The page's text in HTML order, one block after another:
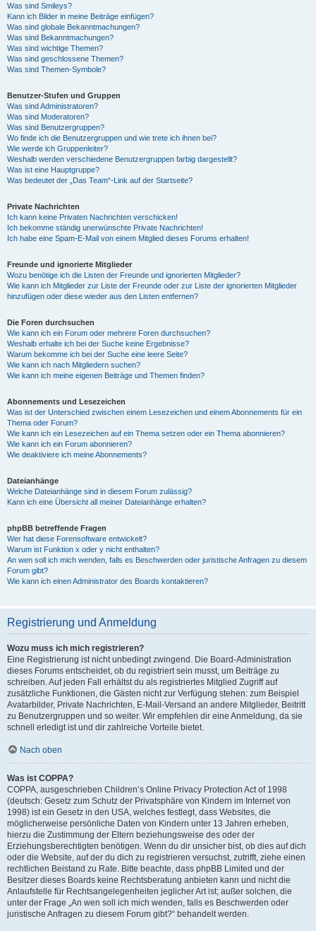
Was sind Smileys?
Kann ich Bilder in meine Beiträge einfügen?
Was sind globale Bekanntmachungen?
Was sind Bekanntmachungen?
Was sind wichtige Themen?
Was sind geschlossene Themen?
Was sind Themen-Symbole?
Benutzer-Stufen und Gruppen
Was sind Administratoren?
Was sind Moderatoren?
Was sind Benutzergruppen?
Wo finde ich die Benutzergruppen und wie trete ich ihnen bei?
Wie werde ich Gruppenleiter?
Weshalb werden verschiedene Benutzergruppen farbig dargestellt?
Was ist eine Hauptgruppe?
Was bedeutet der „Das Team“-Link auf der Startseite?
Private Nachrichten
Ich kann keine Privaten Nachrichten verschicken!
Ich bekomme ständig unerwünschte Private Nachrichten!
Ich habe eine Spam-E-Mail von einem Mitglied dieses Forums erhalten!
Freunde und ignorierte Mitglieder
Wozu benötige ich die Listen der Freunde und ignorierten Mitglieder?
Wie kann ich Mitglieder zur Liste der Freunde oder zur Liste der ignorierten Mitglieder
hinzufügen oder diese wieder aus den Listen entfernen?
Die Foren durchsuchen
Wie kann ich ein Forum oder mehrere Foren durchsuchen?
Weshalb erhalte ich bei der Suche keine Ergebnisse?
Warum bekomme ich bei der Suche eine leere Seite?
Wie kann ich nach Mitgliedern suchen?
Wie kann ich meine eigenen Beiträge und Themen finden?
Abonnements und Lesezeichen
Was ist der Unterschied zwischen einem Lesezeichen und einem Abonnements für ein
Thema oder Forum?
Wie kann ich ein Lesezeichen auf ein Thema setzen oder ein Thema abonnieren?
Wie kann ich ein Forum abonnieren?
Wie deaktiviere ich meine Abonnements?
Dateianhänge
Welche Dateianhänge sind in diesem Forum zulässig?
Kann ich eine Übersicht all meiner Dateianhänge erhalten?
phpBB betreffende Fragen
Wer hat diese Forensoftware entwickelt?
Warum ist Funktion x oder y nicht enthalten?
An wen soll ich mich wenden, falls es Beschwerden oder juristische Anfragen zu diesem
Forum gibt?
Wie kann ich einen Administrator des Boards kontaktieren?
Registrierung und Anmeldung
Wozu muss ich mich registrieren?
Eine Registrierung ist nicht unbedingt zwingend. Die Board-Administration
dieses Forums entscheidet, ob du registriert sein musst, um Beiträge zu
schreiben. Auf jeden Fall erhältst du als registriertes Mitglied Zugriff auf
zusätzliche Funktionen, die Gästen nicht zur Verfügung stehen: zum Beispiel
Avatarbilder, Private Nachrichten, E-Mail-Versand an andere Mitglieder, Beitritt
zu Benutzergruppen und so weiter. Wir empfehlen dir eine Anmeldung, da sie
schnell erledigt ist und dir zahlreiche Vorteile bietet.
Nach oben
Was ist COPPA?
COPPA, ausgeschrieben Children’s Online Privacy Protection Act of 1998
(deutsch: Gesetz zum Schutz der Privatsphäre von Kindern im Internet von
1998) ist ein Gesetz in den USA, welches festlegt, dass Websites, die
möglicherweise persönliche Daten von Kindern unter 13 Jahren erheben,
hierzu die Zustimmung der Eltern beziehungsweise des oder der
Erziehungsberechtigten benötigen. Wenn du dir unsicher bist, ob dies auf dich
oder die Website, auf der du dich zu registrieren versuchst, zutrifft, ziehe einen
rechtlichen Beistand zu Rate. Bitte beachte, dass phpBB Limited und der
Besitzer dieses Boards keine Rechtsberatung anbieten kann und nicht die
Anlaufstelle für Rechtsangelegenheiten jeglicher Art ist; außer solchen, die
unter der Frage „An wen soll ich mich wenden, falls es Beschwerden oder
juristische Anfragen zu diesem Forum gibt?“ behandelt werden.